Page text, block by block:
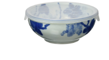
ポット
マグカップ